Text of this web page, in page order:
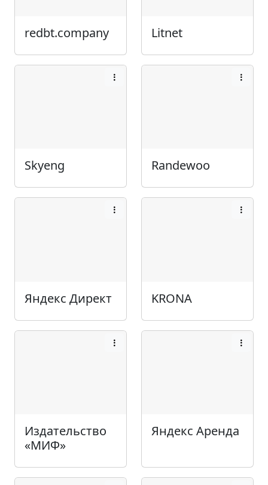
redbt.company Litnet
Skyeng Randewoo
Яндекс Директ KRONA
Издательство
«МИФ»
Яндекс Аренда